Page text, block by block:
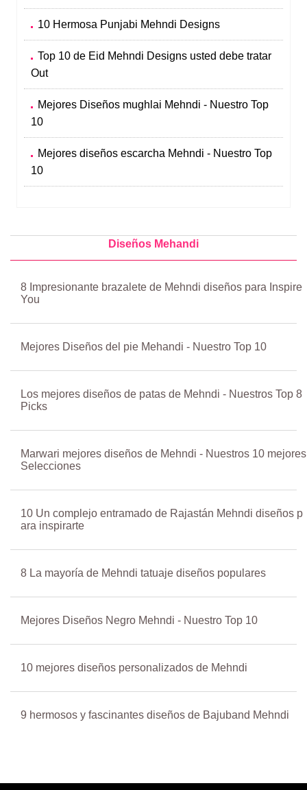
10 Hermosa Punjabi Mehndi Designs
Top 10 de Eid Mehndi Designs usted debe tratar
Out
Mejores Diseños mughlai Mehndi - Nuestro Top
10
Mejores diseños escarcha Mehndi - Nuestro Top
10
Diseños Mehandi
8 Impresionante brazalete de Mehndi diseños para Inspire
You
Mejores Diseños del pie Mehandi - Nuestro Top 10
Los mejores diseños de patas de Mehndi - Nuestros Top 8
Picks
Marwari mejores diseños de Mehndi - Nuestros 10 mejores
Selecciones
10 Un complejo entramado de Rajastán Mehndi diseños p
ara inspirarte
8 La mayoría de Mehndi tatuaje diseños populares
Mejores Diseños Negro Mehndi - Nuestro Top 10
10 mejores diseños personalizados de Mehndi
9 hermosos y fascinantes diseños de Bajuband Mehndi